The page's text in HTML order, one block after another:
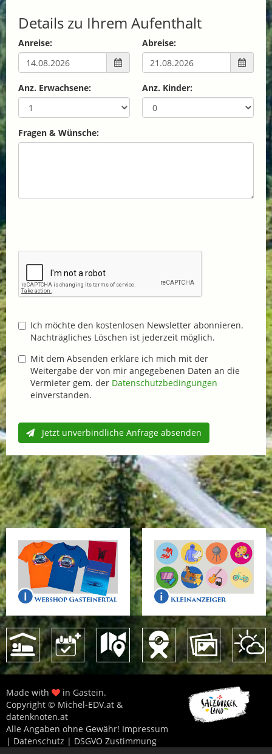
Details zu Ihrem Aufenthalt
Anreise: Abreise:
Anz. Erwachsene: Anz. Kinder:
Fragen & Wünsche:
Ich möchte den kostenlosen Newsletter abonnieren.
Nachträgliches Löschen ist jederzeit möglich.
Mit dem Absenden erkläre ich mich mit der
Weitergabe der von mir angegebenen Daten an die
Vermieter gem. der Datenschutzbedingungen
einverstanden.
Jetzt unverbindliche Anfrage absenden
Made with
in Gastein.
Copyright © Michel-EDV.at &
datenknoten.at
Alle Angaben ohne Gewähr! Impressum
| Datenschutz | DSGVO Zustimmung